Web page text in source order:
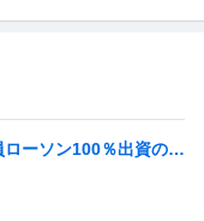
ーソン100％出資の安